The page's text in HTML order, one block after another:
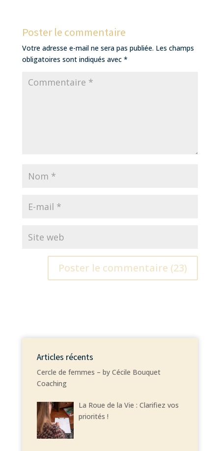
Poster le commentaire
Votre adresse e-mail ne sera pas publiée. Les champs
obligatoires sont indiqués avec *
Articles récents
Cercle de femmes – by Cécile Bouquet
Coaching
La Roue de la Vie : Clarifiez vos
priorités !